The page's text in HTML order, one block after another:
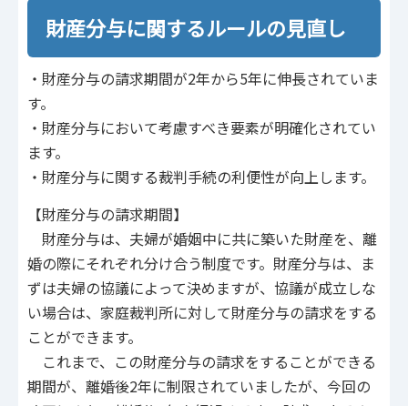
財産分与に関するルールの見直し
・財産分与の請求期間が2年から5年に伸長されていま
す。
・財産分与において考慮すべき要素が明確化されてい
ます。
・財産分与に関する裁判手続の利便性が向上します。
【財産分与の請求期間】
財産分与は、夫婦が婚姻中に共に築いた財産を、離
婚の際にそれぞれ分け合う制度です。財産分与は、ま
ずは夫婦の協議によって決めますが、協議が成立しな
い場合は、家庭裁判所に対して財産分与の請求をする
ことができます。
これまで、この財産分与の請求をすることができる
期間が、離婚後2年に制限されていましたが、今回の